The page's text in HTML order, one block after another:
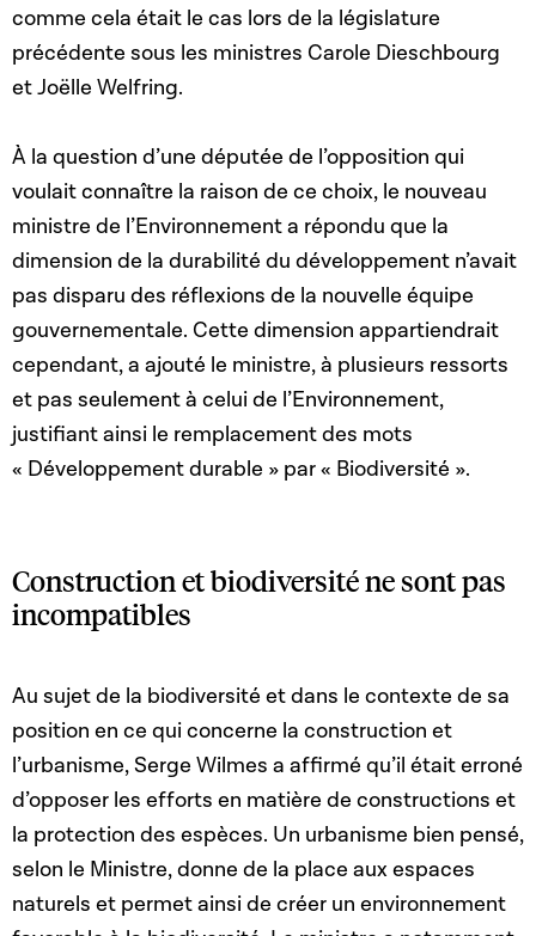
comme cela était le cas lors de la législature
précédente sous les ministres Carole Dieschbourg
et Joëlle Welfring.
À la question d’une députée de l’opposition qui
voulait connaître la raison de ce choix, le nouveau
ministre de l’Environnement a répondu que la
dimension de la durabilité du développement n’avait
pas disparu des réflexions de la nouvelle équipe
gouvernementale. Cette dimension appartiendrait
cependant, a ajouté le ministre, à plusieurs ressorts
et pas seulement à celui de l’Environnement,
justifiant ainsi le remplacement des mots
« Développement durable » par « Biodiversité ».
Construction et biodiversité ne sont pas
incompatibles
Au sujet de la biodiversité et dans le contexte de sa
position en ce qui concerne la construction et
l’urbanisme, Serge Wilmes a affirmé qu’il était erroné
d’opposer les efforts en matière de constructions et
la protection des espèces. Un urbanisme bien pensé,
selon le Ministre, donne de la place aux espaces
naturels et permet ainsi de créer un environnement